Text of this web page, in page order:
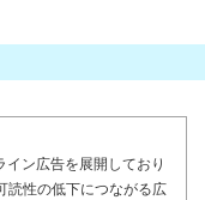
ン広告を展開しており
読性の低下につながる広